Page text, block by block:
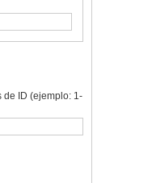
de ID (ejemplo: 1-